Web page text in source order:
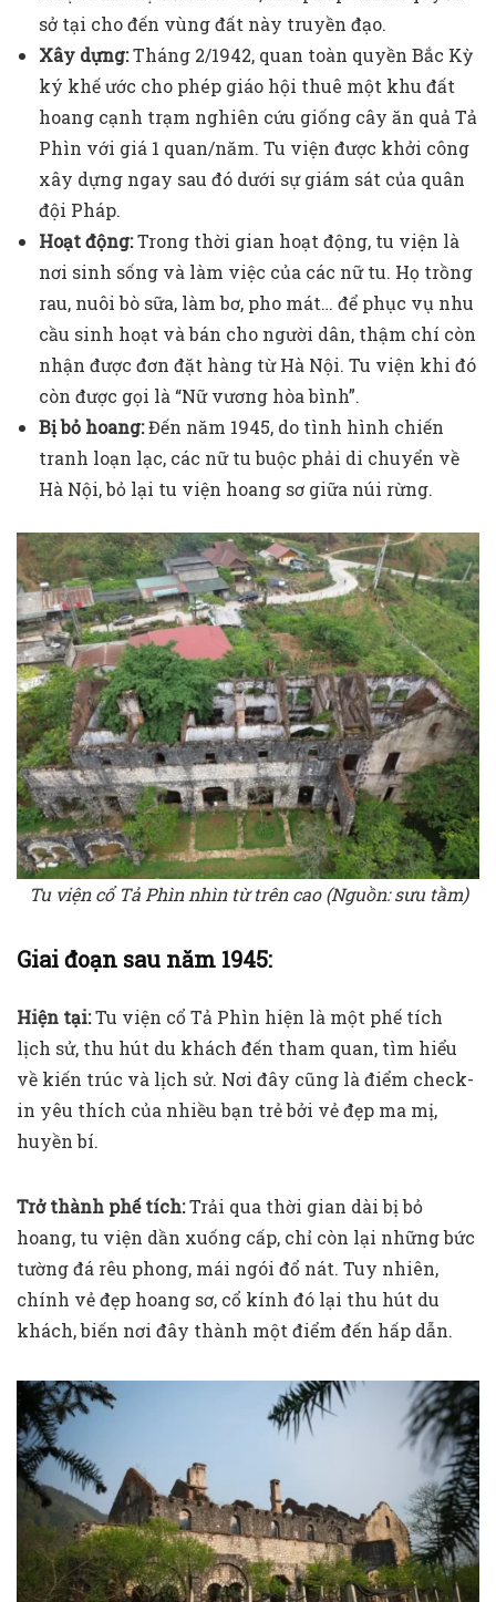
sở tại cho đến vùng đất này truyền đạo.
Xây dựng:Tháng 2/1942, quan toàn quyền Bắc Kỳ
ký khế ước cho phép giáo hội thuê một khu đất
hoang cạnh trạm nghiên cứu giống cây ăn quả Tả
Phìn với giá 1 quan/năm. Tu viện được khởi công
xây dựng ngay sau đó dưới sự giám sát của quân
đội Pháp.
Hoạt động:Trong thời gian hoạt động, tu viện là
nơi sinh sống và làm việc của các nữ tu. Họ trồng
rau, nuôi bò sữa, làm bơ, pho mát… để phục vụ nhu
cầu sinh hoạt và bán cho người dân, thậm chí còn
nhận được đơn đặt hàng từ Hà Nội. Tu viện khi đó
còn được gọi là “Nữ vương hòa bình”.
Bị bỏ hoang:Đến năm 1945, do tình hình chiến
tranh loạn lạc, các nữ tu buộc phải di chuyển về
Hà Nội, bỏ lại tu viện hoang sơ giữa núi rừng.
Tu viện cổ Tả Phìn nhìn từ trên cao (Nguồn: sưu tầm)
Giai đoạn sau năm 1945:
Hiện tại:Tu viện cổ Tả Phìn hiện là một phế tích
lịch sử, thu hút du khách đến tham quan, tìm hiểu
về kiến trúc và lịch sử. Nơi đây cũng là điểm check-
in yêu thích của nhiều bạn trẻ bởi vẻ đẹp ma mị,
huyền bí.
Trở thành phế tích:Trải qua thời gian dài bị bỏ
hoang, tu viện dần xuống cấp, chỉ còn lại những bức
tường đá rêu phong, mái ngói đổ nát. Tuy nhiên,
chính vẻ đẹp hoang sơ, cổ kính đó lại thu hút du
khách, biến nơi đây thành một điểm đến hấp dẫn.